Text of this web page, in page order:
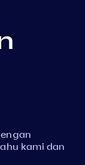
kami dan